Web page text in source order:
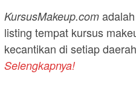
KursusMakeup.com
listing tempat kursus
kecantikan di setiap
Selengkapnya!